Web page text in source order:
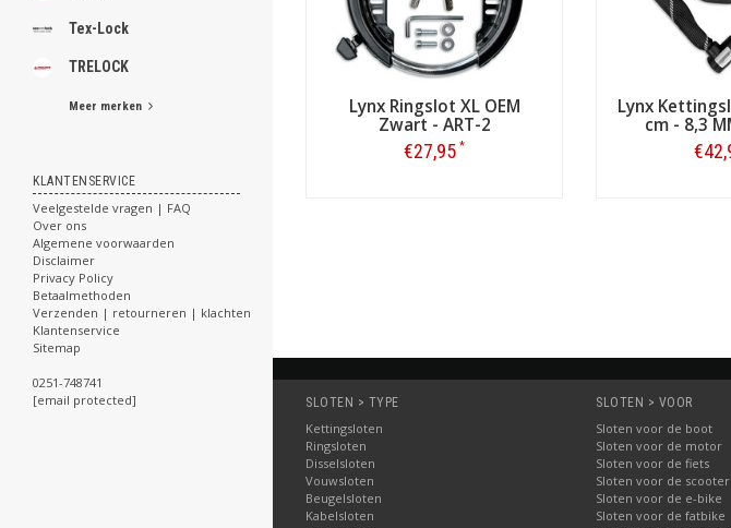
Tex-Lock
TRELOCK
Meer merken
KLANTENSERVICE
Veelgestelde vragen | FAQ
Over ons
Algemene voorwaarden
Disclaimer
Privacy Policy
Betaalmethoden
Verzenden | retourneren | klachten
Klantenservice
Sitemap
0251-748741
[email protected]
prima gebruiken voor het vastzetten van bijvoorbeeld een
Slotenonline.nl:
Een scala aan sloten
Alle bekende certificaties
Gunstige prijzen
Snelle, directe verzending
Lynx Ringslot XL OEM
Zwart - ART-2
€27,95 *
Lynx
cm - 8,3
SLOTEN > TYPE
Kettingsloten
Ringsloten
Disselsloten
Vouwsloten
Beugelsloten
Kabelsloten
SLOTEN > VOOR
Sloten voor de boot
Sloten voor de motor
Sloten voor de fiets
Sloten voor de scooter
Sloten voor de e-bike
Sloten voor de fatbike